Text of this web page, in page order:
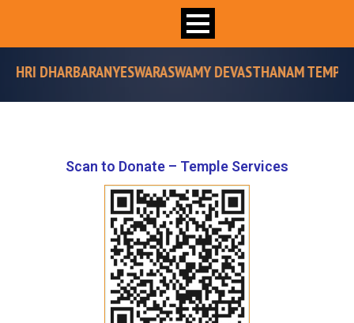
DEVASTHANAM TEMPLE”
Scan to Donate – Temple Services